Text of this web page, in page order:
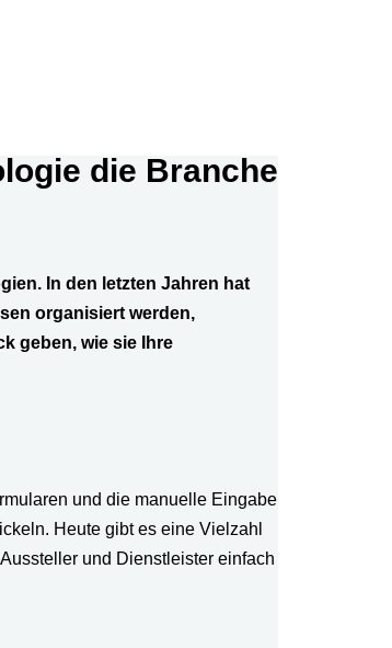
die Branche
In den letzten Jahren hat
organisiert werden,
geben, wie sie Ihre
und die manuelle Eingabe
Heute gibt es eine Vielzahl
und Dienstleister einfach